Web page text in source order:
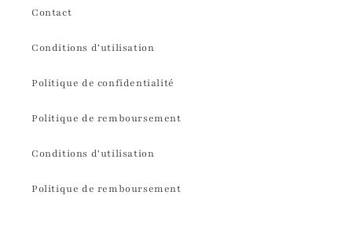
Contact
Conditions d'utilisation
Politique de confidentialité
Politique de remboursement
Conditions d'utilisation
Politique de remboursement